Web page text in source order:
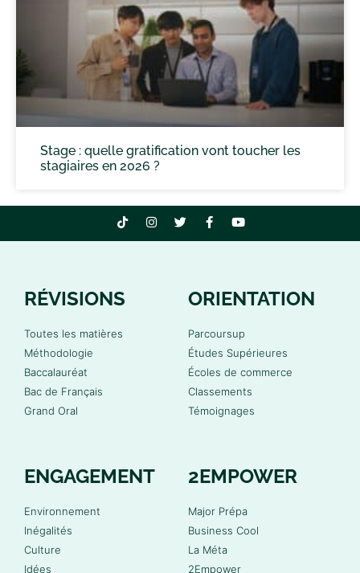
Stage : quelle gratification vont toucher les
stagiaires en 2026 ?
RÉVISIONS
Toutes les matières
Méthodologie
Baccalauréat
Bac de Français
Grand Oral
ORIENTATION
Parcoursup
Études Supérieures
Écoles de commerce
Classements
Témoignages
ENGAGEMENT
Environnement
Inégalités
Culture
Idées
2EMPOWER
Major Prépa
Business Cool
La Méta
2Empower